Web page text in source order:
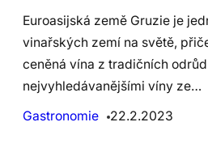
Euroasijská země Gruzie je
vinařských zemí na světě,
ceněná vína z tradičních
nejvyhledávanějšími víny ze…
Gastronomie
22.2.2023